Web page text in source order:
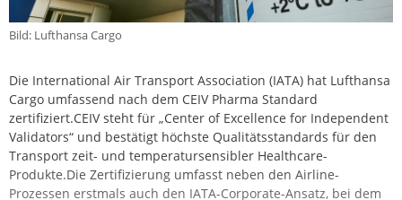
Bild: Lufthansa Cargo
Die International Air Transport Association (IATA) hat Lufthansa
Cargo umfassend nach dem CEIV Pharma Standard
zertifiziert.CEIV steht für „Center of Excellence for Independent
Validators“ und bestätigt höchste Qualitätsstandards für den
Transport zeit- und temperatursensibler Healthcare-
Produkte.Die Zertifizierung umfasst neben den Airline-
Prozessen erstmals auch den IATA-Corporate-Ansatz, bei dem